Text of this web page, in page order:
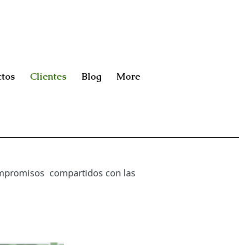
Clientes Blog More
compartidos con las